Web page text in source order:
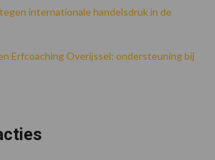
internationale handelsdruk in de
Erfcoaching Overijssel: ondersteuning bij